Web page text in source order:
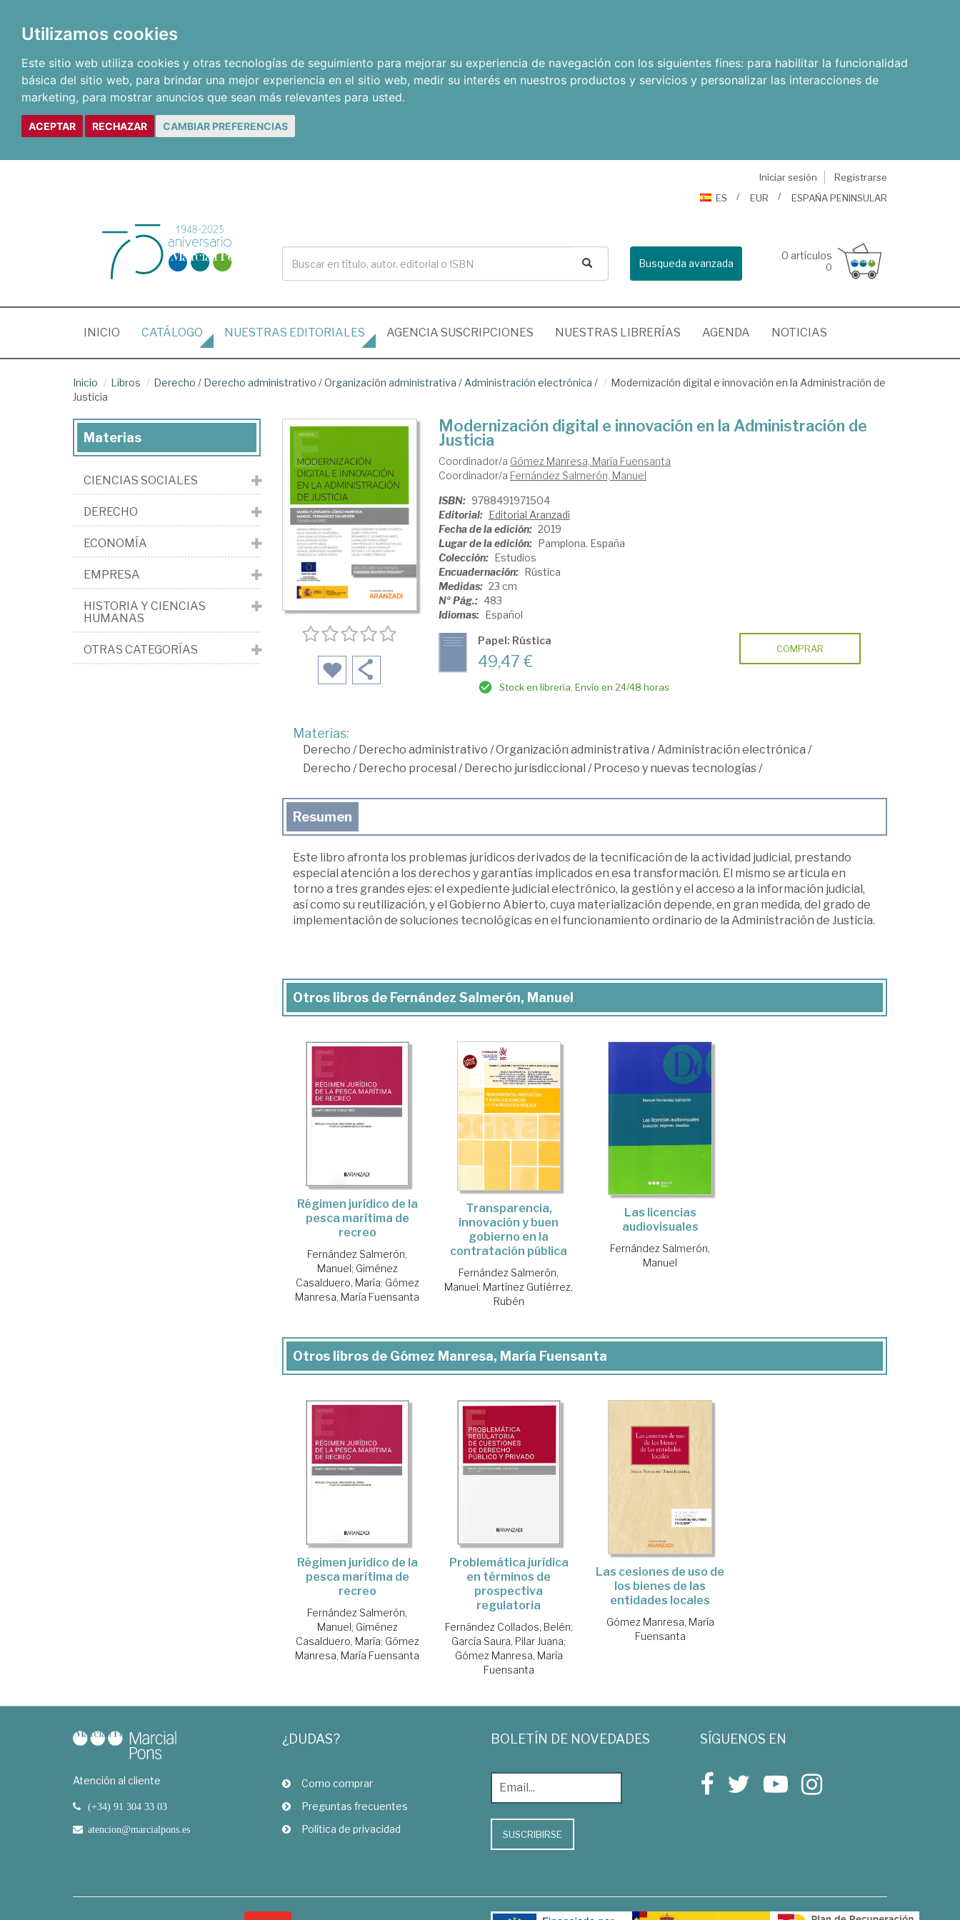
Utilizamos cookies
Este sitio web utiliza cookies y otras tecnologías de seguimiento para mejorar su experiencia de navegación con los siguientes fines: para habilitar la funcionalidad
básica del sitio web, para brindar una mejor experiencia en el sitio web, medir su interés en nuestros productos y servicios y personalizar las interacciones de
marketing, para mostrar anuncios que sean más relevantes para usted.
ACEPTAR RECHAZAR CAMBIAR PREFERENCIAS
Iniciar sesión
Registrarse
ES
EUR ESPAÑA PENINSULAR
Busqueda avanzada
0 artículos
0
INICIO (CURRENT)
CATÁLOGO NUESTRAS EDITORIALES AGENCIA SUSCRIPCIONES NUESTRAS LIBRERÍAS AGENDA NOTICIAS
Inicio Libros Derecho / Derecho administrativo /Organización administrativa / Administración electrónica /
Modernización digital e innovación en la Administración de
Justicia
Modernización digital e innovación en la Administración de
Justicia
Coordinador/a Gómez Manresa, María Fuensanta
Coordinador/a Fernández Salmerón, Manuel
ISBN: 9788491971504
Editorial: Editorial Aranzadi
Fecha de la edición: 2019
Lugar de la edición: Pamplona. España
Colección: Estudios
Encuadernación: Rústica
Medidas: 23 cm
Nº Pág.: 483
Idiomas: Español
Papel: Rústica
49,47 €
Stock en librería. Envío en 24/48 horas
COMPRAR
Materias:
Derecho /Derecho administrativo /Organización administrativa /Administración electrónica /
Derecho /Derecho procesal /Derecho jurisdiccional /Proceso y nuevas tecnologías/
Resumen
Este libro afronta los problemas jurídicos derivados de la tecnificación de la actividad judicial, prestando
especial atención a los derechos y garantías implicados en esa transformación. El mismo se articula en
torno a tres grandes ejes: el expediente judicial electrónico, la gestión y el acceso a la información judicial,
así como su reutilización, y el Gobierno Abierto, cuya materialización depende, en gran medida, del grado de
implementación de soluciones tecnológicas en el funcionamiento ordinario de la Administración de Justicia.
Otros libros de Fernández Salmerón, Manuel
Régimen jurídico de la
pesca marítima de
recreo
Fernández Salmerón,
Manuel; Giménez
Casalduero, María; Gómez
Manresa, María Fuensanta
Transparencia,
innovación y buen
gobierno en la
contratación pública
Fernández Salmerón,
Manuel; Martínez Gutiérrez,
Rubén
Las licencias
audiovisuales
Fernández Salmerón,
Manuel
Otros libros de Gómez Manresa, María Fuensanta
Régimen jurídico de la
pesca marítima de
recreo
Fernández Salmerón,
Manuel; Giménez
Casalduero, María; Gómez
Manresa, María Fuensanta
Problemática jurídica
en términos de
prospectiva
regulatoria
Fernández Collados, Belén;
García Saura, Pilar Juana;
Gómez Manresa, María
Fuensanta
Las cesiones de uso de
los bienes de las
entidades locales
Gómez Manresa, María
Fuensanta
Materias
CIENCIAS SOCIALES
DERECHO
ECONOMÍA
EMPRESA
HISTORIA Y CIENCIAS
HUMANAS
OTRAS CATEGORÍAS
Atención al cliente
(+34) 91 304 33 03
atencion@marcialpons.es
¿DUDAS?
Como comprar
Preguntas frecuentes
Política de privacidad
BOLETÍN DE NOVEDADES
SUSCRIBIRSE
SÍGUENOS EN